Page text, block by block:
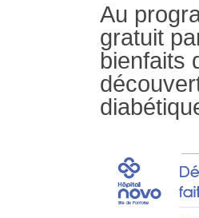
Au
gratuit
bienfaits